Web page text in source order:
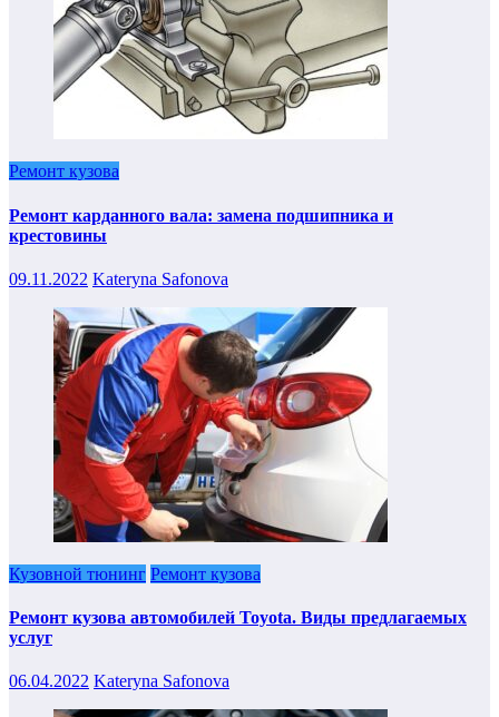
Ремонт кузова
Ремонт карданного вала: замена подшипника и
крестовины
09.11.2022 Kateryna Safonova
Кузовной тюнинг Ремонт кузова
Ремонт кузова автомобилей Toyota. Виды предлагаемых
услуг
06.04.2022 Kateryna Safonova